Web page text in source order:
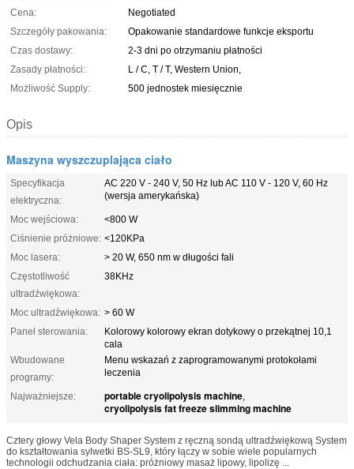
Cena:
Negotiated
Szczegóły pakowania:
Opakowanie standardowe funkcje eksportu
Czas dostawy:
2-3 dni po otrzymaniu płatności
Zasady płatności:
L / C, T / T, Western Union,
Możliwość Supply:
500 jednostek miesięcznie
Opis
Maszyna wyszczuplająca ciało
Specyfikacja
elektryczna:
AC 220 V - 240 V, 50 Hz lub AC 110 V - 120 V, 60 Hz
(wersja amerykańska)
Moc wejściowa:
<800 W
Ciśnienie próżniowe: <120KPa
Moc lasera:
> 20 W, 650 nm w długości fali
Częstotliwość
ultradźwiękowa:
38KHz
Moc ultradźwiękowa: > 60 W
Panel sterowania:
Kolorowy kolorowy ekran dotykowy o przekątnej 10,1
cala
Wbudowane
programy:
Menu wskazań z zaprogramowanymi protokołami
leczenia
Najważniejsze: portable cryolipolysis machine,
cryolipolysis fat freeze slimming machine
Cztery głowy Vela Body Shaper System z ręczną sondą ultradźwiękową System
do kształtowania sylwetki BS-SL9, który łączy w sobie wiele popularnych
technologii odchudzania ciała: próżniowy masaż lipowy, lipolizę ...